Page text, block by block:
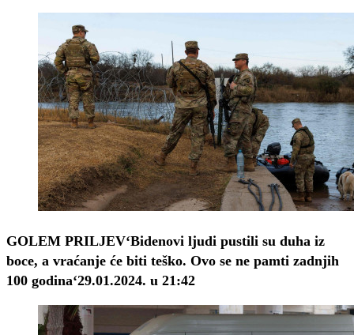
GOLEM PRILJEV‘Bidenovi ljudi pustili su duha iz
boce, a vraćanje će biti teško. Ovo se ne pamti zadnjih
100 godina‘29.01.2024. u 21:42